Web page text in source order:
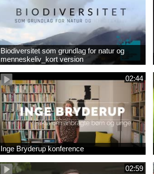
Biodiversitet som grundlag for natur og
menneskeliv_kort version
02:44
Inge Bryderup konference
02:59